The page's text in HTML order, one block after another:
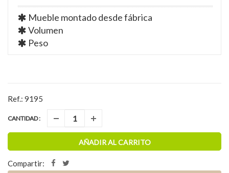
Mueble montado desde fábrica
Volumen
Peso
Ref.: 9195
CANTIDAD :
AÑADIR AL CARRITO
Compartir: